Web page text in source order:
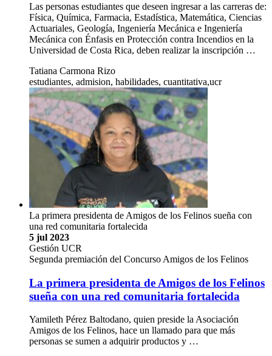
Las personas estudiantes que deseen ingresar a las carreras de:
Física, Química, Farmacia, Estadística, Matemática, Ciencias
Actuariales, Geología, Ingeniería Mecánica e Ingeniería
Mecánica con Énfasis en Protección contra Incendios en la
Universidad de Costa Rica, deben realizar la inscripción …
Tatiana Carmona Rizo
estudiantes, admision, habilidades, cuantitativa,ucr
La primera presidenta de Amigos de los Felinos sueña con
una red comunitaria fortalecida
5 jul 2023
Gestión UCR
Segunda premiación del Concurso Amigos de los Felinos
La primera presidenta de Amigos de los Felinos
sueña con una red comunitaria fortalecida
Yamileth Pérez Baltodano, quien preside la Asociación
Amigos de los Felinos, hace un llamado para que más
personas se sumen a adquirir productos y …